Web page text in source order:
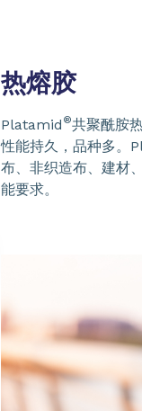
热熔胶
Platamid ®共聚酰胺
性能持久，品种多。
布、非织造布、建材
能要求。